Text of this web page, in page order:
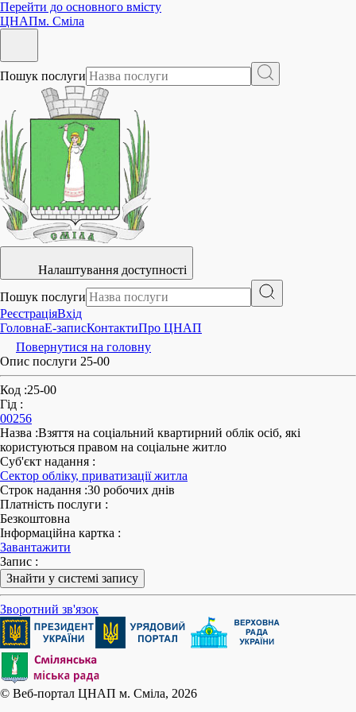
Перейти до основного вмісту
ЦНАПм. Сміла
Пошук послуги
Налаштування доступності
Пошук послуги
РеєстраціяВхід
ГоловнаE-записКонтактиПро ЦНАП
Повернутися на головну
Опис послуги 25-00
Код :25-00
Гід :
00256
Назва :Взяття на соціальний квартирний облік осіб, які
користуються правом на соціальне житло
Суб'єкт надання :
Сектор обліку, приватизації житла
Строк надання :30 робочих днів
Платність послуги :
Безкоштовна
Інформаційна картка :
Завантажити
Запис :
Знайти у системі запису
Зворотний зв'язок
© Веб-портал ЦНАП м. Сміла, 2026